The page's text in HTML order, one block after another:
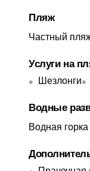
Пляж
Частный
Услуги на
Шезлонги
Водные
Водная горка